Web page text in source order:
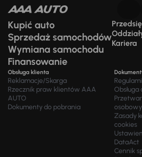
Kupić auto
Sprzedaż samochodów
Wymiana samochodu
Finansowanie
Kariera
Obsługa klienta
Reklamacje/Skarga
Rzecznik praw klientów AAA
AUTO
Dokumenty do pobrania
Zasady
cookies
DataAct
Cennik